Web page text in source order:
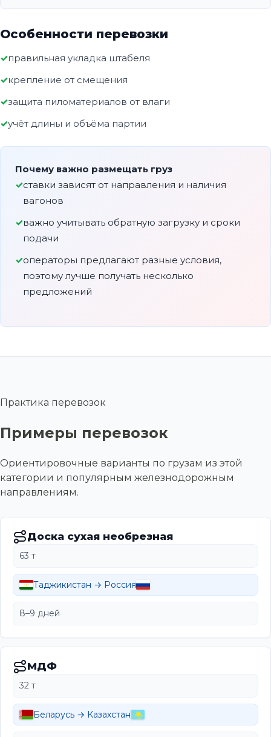
Особенности перевозки
правильная укладка штабеля
крепление от смещения
защита пиломатериалов от влаги
учёт длины и объёма партии
Почему важно размещать груз
ставки зависят от направления и наличия
вагонов
важно учитывать обратную загрузку и сроки
подачи
операторы предлагают разные условия,
поэтому лучше получать несколько
предложений
Практика перевозок
Примеры перевозок
Ориентировочные варианты по грузам из этой
категории и популярным железнодорожным
направлениям.
Доска сухая необрезная
63 т
Таджикистан → Россия
8–9 дней
МДФ
32 т
Беларусь → Казахстан